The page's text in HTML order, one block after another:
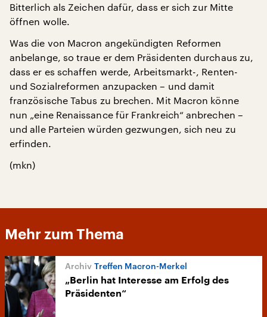
Bitterlich als Zeichen dafür, dass er sich zur Mitte
öffnen wolle.
Was die von Macron angekündigten Reformen
anbelange, so traue er dem Präsidenten durchaus zu,
dass er es schaffen werde, Arbeitsmarkt-, Renten-
und Sozialreformen anzupacken – und damit
französische Tabus zu brechen. Mit Macron könne
nun „eine Renaissance für Frankreich“ anbrechen –
und alle Parteien würden gezwungen, sich neu zu
erfinden.
(mkn)
Mehr zum Thema
Treffen Macron-Merkel
„Berlin hat Interesse am Erfolg des
Präsidenten“